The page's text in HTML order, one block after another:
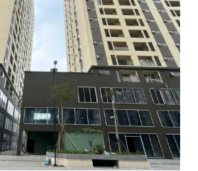
110/GP - BTTTT cấp ngày 24.3.2020
thuộc về Báo Thanh Niên. Cấm sao
nếu không có sự chấp thuận bằng văn
JSC.